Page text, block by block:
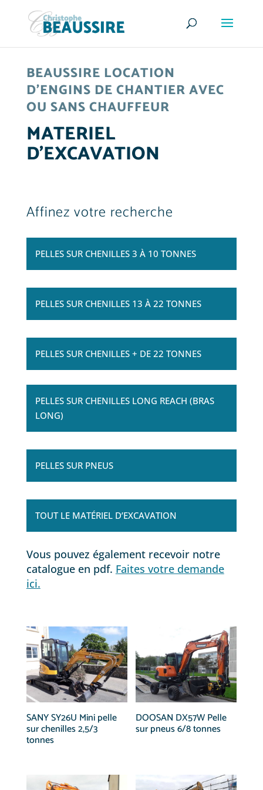
BEAUSSIRE LOCATION
D’ENGINS DE CHANTIER AVEC
OU SANS CHAUFFEUR
MATERIEL
D'EXCAVATION
Affinez votre recherche
PELLES SUR CHENILLES 3 À 10 TONNES
PELLES SUR CHENILLES 13 À 22 TONNES
PELLES SUR CHENILLES + DE 22 TONNES
PELLES SUR CHENILLES LONG REACH (BRAS
LONG)
PELLES SUR PNEUS
TOUT LE MATÉRIEL D’EXCAVATION
Vous pouvez également recevoir notre
catalogue en pdf. Faites votre demande
ici.
SANY SY26U Mini pelle
sur chenilles 2,5/3
tonnes
DOOSAN DX57W Pelle
sur pneus 6/8 tonnes